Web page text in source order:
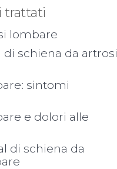
trattati
lombare
schiena da artrosi
sintomi
e dolori alle
di schiena da